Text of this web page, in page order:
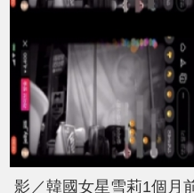
影／韓國女星雪莉1個月